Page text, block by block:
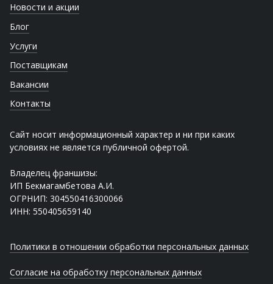
Новости и акции
Блог
Услуги
Поставщикам
Вакансии
Контакты
Сайт носит информационный характер и ни при каких
условиях не является публичной офертой.
Владелец франшизы:
ИП Бекмагамбетова А.И.
ОГРНИП: 304550416300066
ИНН: 550405659140
Политики в отношении обработки персональных данных
Согласие на обработку персональных данных